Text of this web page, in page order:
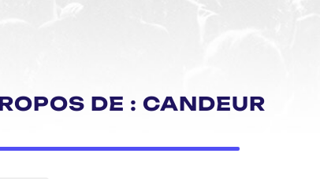
DE : CANDEUR